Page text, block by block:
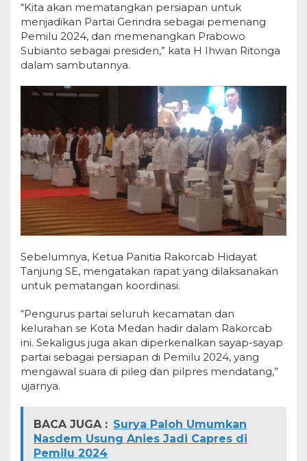
“Kita akan mematangkan persiapan untuk
menjadikan Partai Gerindra sebagai pemenang
Pemilu 2024, dan memenangkan Prabowo
Subianto sebagai presiden,” kata H Ihwan Ritonga
dalam sambutannya.
Sebelumnya, Ketua Panitia Rakorcab Hidayat
Tanjung SE, mengatakan rapat yang dilaksanakan
untuk pematangan koordinasi.
“Pengurus partai seluruh kecamatan dan
kelurahan se Kota Medan hadir dalam Rakorcab
ini. Sekaligus juga akan diperkenalkan sayap-sayap
partai sebagai persiapan di Pemilu 2024, yang
mengawal suara di pileg dan pilpres mendatang,”
ujarnya.
BACA JUGA : Surya Paloh Umumkan
Nasdem Usung Anies Jadi Capres di
Pemilu 2024